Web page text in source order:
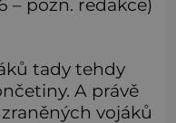
– pozn. redakce)
tady tehdy
A právě
vojáků